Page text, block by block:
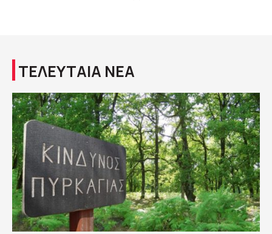
ΤΕΛΕΥΤΑΙΑ ΝΕΑ